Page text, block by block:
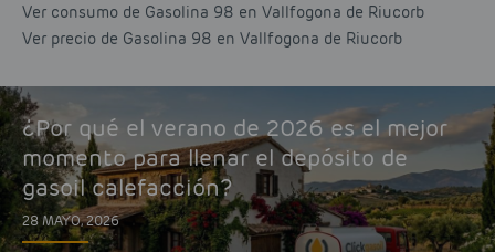
Ver consumo de Gasolina 98 en Vallfogona de Riucorb
Ver precio de Gasolina 98 en Vallfogona de Riucorb
¿Por qué el verano de 2026 es el mejor
momento para llenar el depósito de
gasoil calefacción?
28 MAYO, 2026